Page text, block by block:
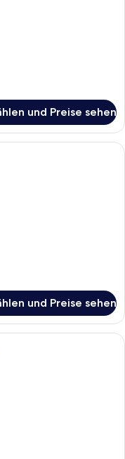
und Preise sehen
mit einem großen
und Preise sehen
mit einem großen